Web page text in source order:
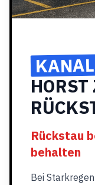
HORST
Rückstau
behalten
Bei